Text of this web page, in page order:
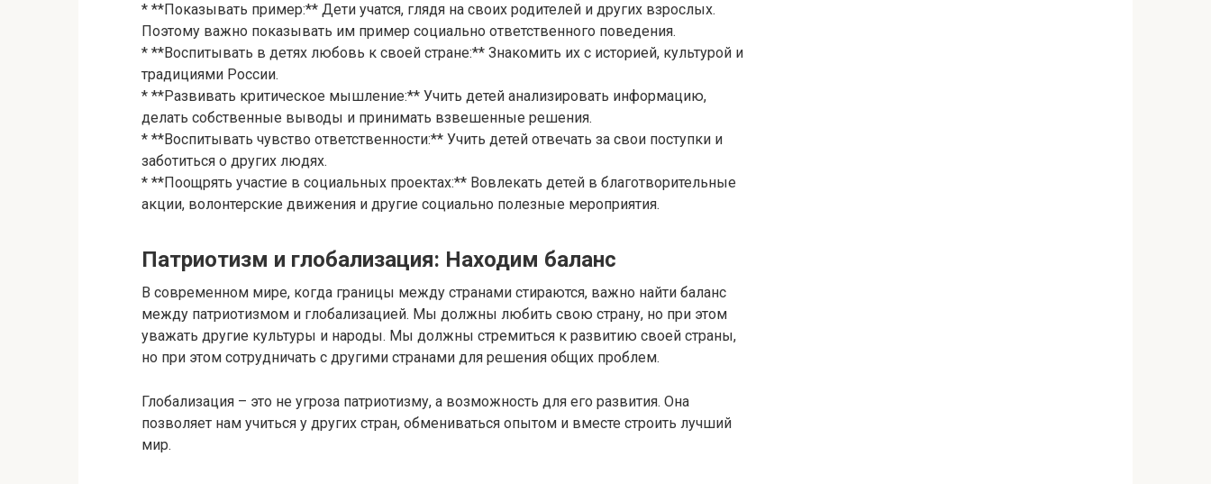
* **Показывать пример:** Дети учатся, глядя на своих родителей и других взрослых.
Поэтому важно показывать им пример социально ответственного поведения.
* **Воспитывать в детях любовь к своей стране:** Знакомить их с историей, культурой и
традициями России.
* **Развивать критическое мышление:** Учить детей анализировать информацию,
делать собственные выводы и принимать взвешенные решения.
* **Воспитывать чувство ответственности:** Учить детей отвечать за свои поступки и
заботиться о других людях.
* **Поощрять участие в социальных проектах:** Вовлекать детей в благотворительные
акции, волонтерские движения и другие социально полезные мероприятия.
Патриотизм и глобализация: Находим баланс
В современном мире, когда границы между странами стираются, важно найти баланс
между патриотизмом и глобализацией. Мы должны любить свою страну, но при этом
уважать другие культуры и народы. Мы должны стремиться к развитию своей страны,
но при этом сотрудничать с другими странами для решения общих проблем.
Глобализация – это не угроза патриотизму, а возможность для его развития. Она
позволяет нам учиться у других стран, обмениваться опытом и вместе строить лучший
мир.